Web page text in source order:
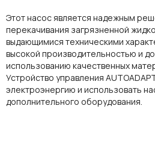
Этот насос является надежным
перекачивания загрязненной
выдающимися техническими
высокой производительностью и
использованию качественных
Устройство управления
электроэнергию и использовать
дополнительного оборудования.